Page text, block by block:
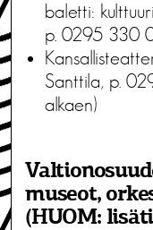
baletti:
p. 0295 330
Santtila, p.
alkaen)
museot,
(HUOM: